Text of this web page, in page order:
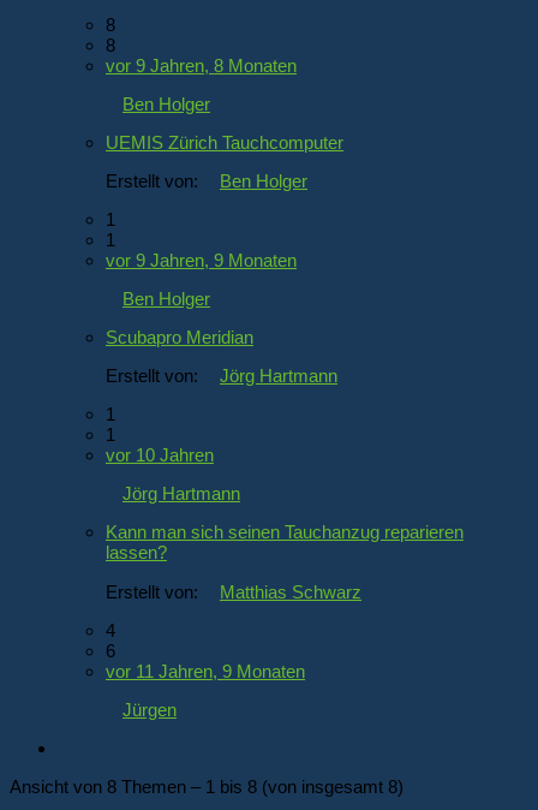
8
8
vor 9 Jahren, 8 Monaten
Ben Holger
UEMIS Zürich Tauchcomputer
Erstellt von:
Ben Holger
1
1
vor 9 Jahren, 9 Monaten
Ben Holger
Scubapro Meridian
Erstellt von:
Jörg Hartmann
1
1
vor 10 Jahren
Jörg Hartmann
Kann man sich seinen Tauchanzug reparieren
lassen?
Erstellt von:
Matthias Schwarz
4
6
vor 11 Jahren, 9 Monaten
Jürgen
Ansicht von 8 Themen – 1 bis 8 (von insgesamt 8)